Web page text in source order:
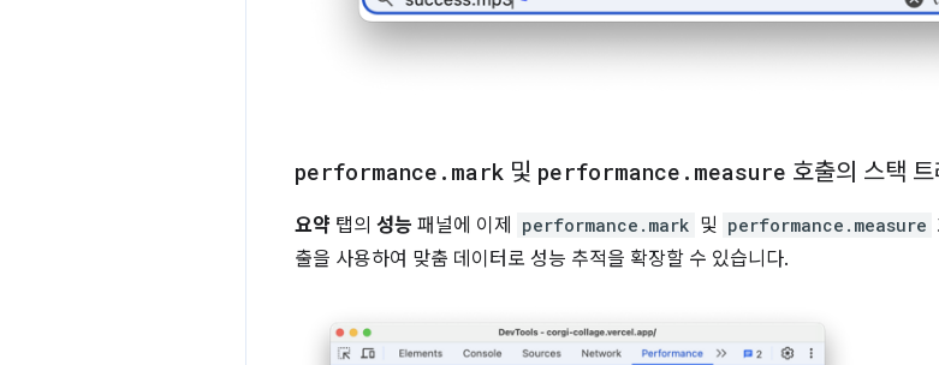
performance . mark 및 performance . measure 호출의 스택
요약 탭의 성능 패널에 이제 performance.mark 및 performance.measure
출을 사용하여 맞춤 데이터로 성능 추적을 확장할 수 있습니다.